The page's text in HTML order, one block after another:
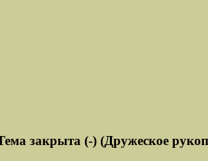
закрыта (-) (Дружеское